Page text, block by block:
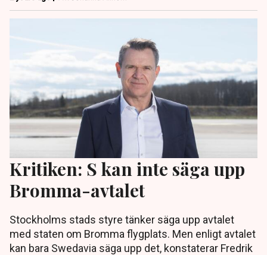
Kritiken: S kan inte säga upp
Bromma-avtalet
Stockholms stads styre tänker säga upp avtalet
med staten om Bromma flygplats. Men enligt avtalet
kan bara Swedavia säga upp det, konstaterar Fredrik